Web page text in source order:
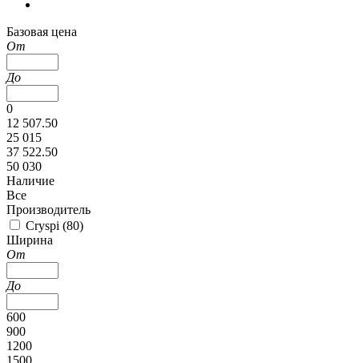
Базовая цена
От
До
0
12 507.50
25 015
37 522.50
50 030
Наличие
Все
Производитель
Cryspi (80)
Ширина
От
До
600
900
1200
1500